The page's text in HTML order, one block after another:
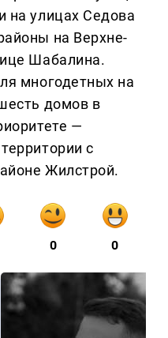
на улицах Седова
на Верхне-
Шабалина.
многодетных на
домов в
—
с
Жилстрой.
0 0